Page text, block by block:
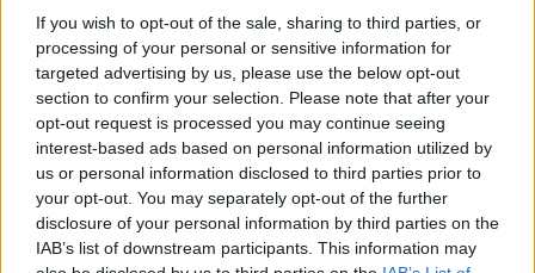
If you wish to opt-out of the sale, sharing to third parties, or
processing of your personal or sensitive information for
targeted advertising by us, please use the below opt-out
section to confirm your selection. Please note that after your
opt-out request is processed you may continue seeing
interest-based ads based on personal information utilized by
us or personal information disclosed to third parties prior to
your opt-out. You may separately opt-out of the further
disclosure of your personal information by third parties on the
IAB’s list of downstream participants. This information may
Υπενθυμίζεται πως η κατηγορία σε βάρος
της εισαγγελέως Ελένη Τουλουπάκη
αφορούσε τηνπαράλειψητης να στείλει στη
Βουλή αναφορέςπου είχε υποβάλλει το
ΚΙΝΑΛ για δύο πρώην υπουργούς Υγείας επί
κυβερνήσεως ΣΥΡΙΖΑ, τους Παναγιώτη
Κουρουμπλή και Ανδρέα Ξανθό σχετικά με μη
τιμολόγηση φαρμάκων.